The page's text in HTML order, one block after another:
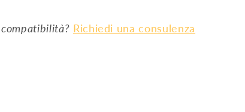
Richiedi una consulenza